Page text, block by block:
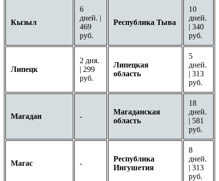
Кызыл
6
дней. |
469
руб.
Республика Тыва
10
дней.
| 340
руб.
Липецк
2 дня.
| 299
руб.
Липецкая
область
5
дней.
| 313
руб.
Магадан -
Магаданская
область
18
дней.
| 581
руб.
Магас -
Республика
Ингушетия
8
дней.
| 313
руб.